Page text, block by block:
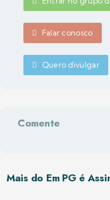
Falar conosco
Quero divulgar
Comente
Mais do Em PG é